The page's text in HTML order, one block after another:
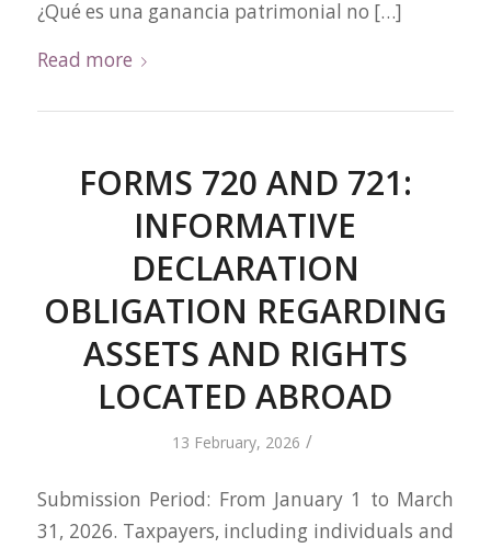
¿Qué es una ganancia patrimonial no […]
Read more
FORMS 720 AND 721:
INFORMATIVE
DECLARATION
OBLIGATION REGARDING
ASSETS AND RIGHTS
LOCATED ABROAD
13 February, 2026 /
Submission Period: From January 1 to March
31, 2026. Taxpayers, including individuals and